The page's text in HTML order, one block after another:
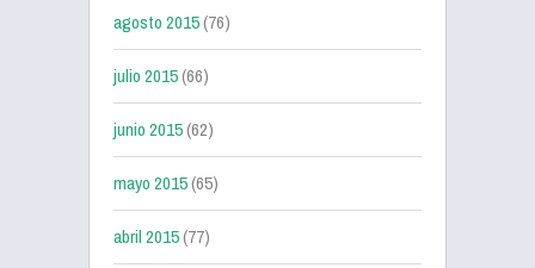
agosto 2015(76)
julio 2015(66)
junio 2015(62)
mayo 2015(65)
abril 2015(77)